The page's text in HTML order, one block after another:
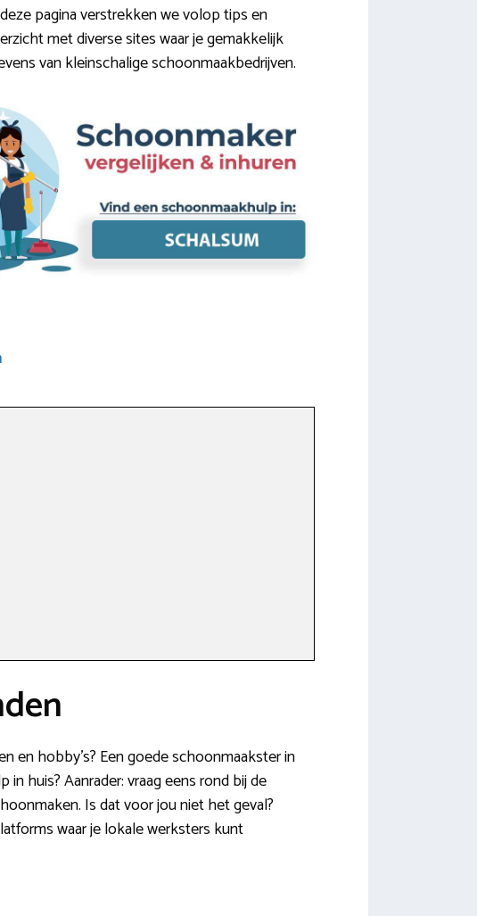
pagina verstrekken we volop tips en
met diverse sites waar je gemakkelijk
van kleinschalige schoonmaakbedrijven.
en hobby’s? Een goede schoonmaakster in
huis? Aanrader: vraag eens rond bij de
Is dat voor jou niet het geval?
waar je lokale werksters kunt